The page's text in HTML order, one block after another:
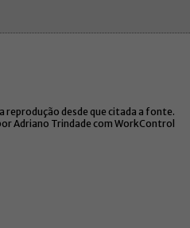
reprodução desde que citada a fonte.
Adriano Trindade com WorkControl